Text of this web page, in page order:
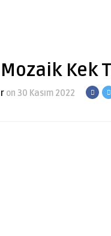
Kek
on 30 Kasım 2022